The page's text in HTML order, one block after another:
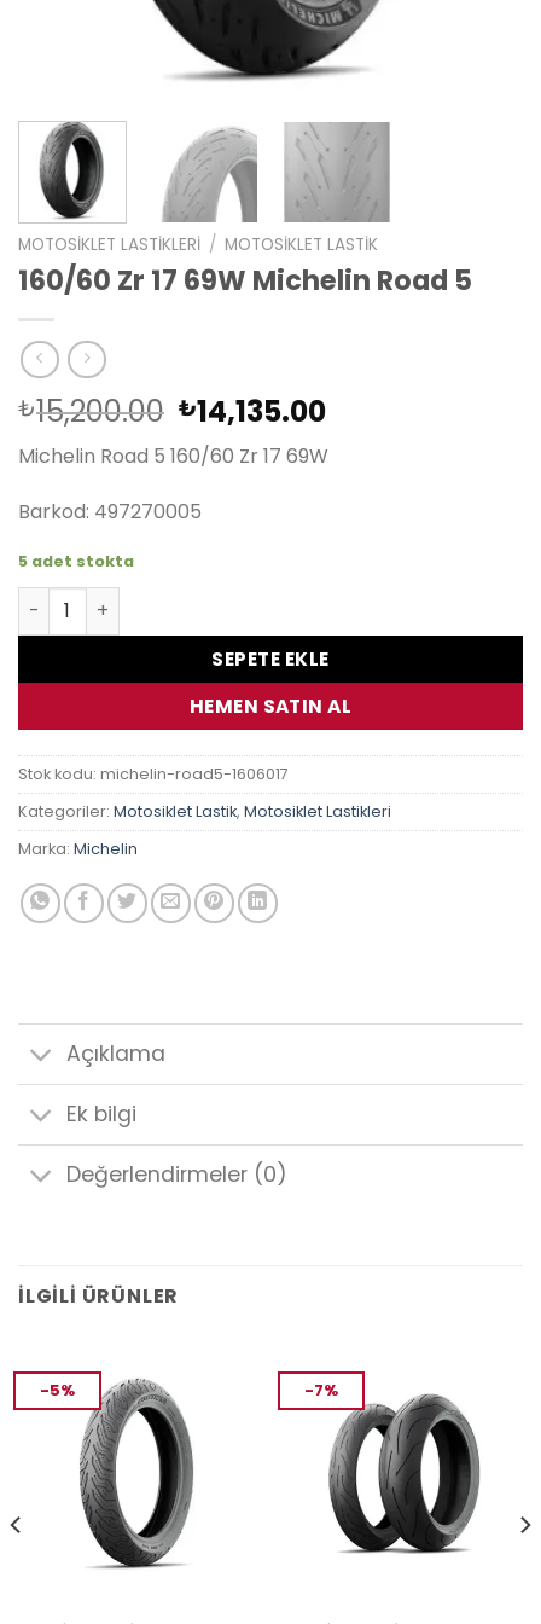
MOTOSIKLET LASTIKLERI / MOTOSIKLET LASTIK
160/60 Zr 17 69W Michelin Road 5
₺15,200.00 Orijinal
fiyat:
₺15,200.00.
₺14,135.00Şu
andaki
fiyat:
Michelin Road 5 160/60 Zr 17 69W
Barkod: 497270005
5 adet stokta
160/60 Zr 17 69W Michelin Road 5 adet
SEPETE EKLE
HEMEN SATIN AL
Stok kodu: michelin-road5-1606017
Kategoriler: Motosiklet Lastik, Motosiklet Lastikleri
Marka: Michelin
Açıklama
Ek bilgi
Değerlendirmeler (0)
İLGILI ÜRÜNLER
-5% -7%